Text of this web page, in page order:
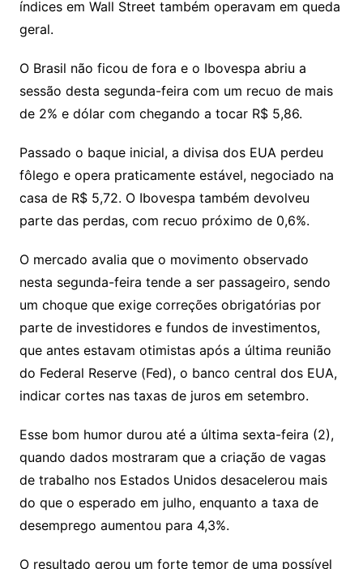
índices em Wall Street também operavam em queda
geral.
O Brasil não ficou de fora e o Ibovespa abriu a
sessão desta segunda-feira com um recuo de mais
de 2% e dólar com chegando a tocar R$ 5,86.
Passado o baque inicial, a divisa dos EUA perdeu
fôlego e opera praticamente estável, negociado na
casa de R$ 5,72. O Ibovespa também devolveu
parte das perdas, com recuo próximo de 0,6%.
O mercado avalia que o movimento observado
nesta segunda-feira tende a ser passageiro, sendo
um choque que exige correções obrigatórias por
parte de investidores e fundos de investimentos,
que antes estavam otimistas após a última reunião
do Federal Reserve (Fed), o banco central dos EUA,
indicar cortes nas taxas de juros em setembro.
Esse bom humor durou até a última sexta-feira (2),
quando dados mostraram que a criação de vagas
de trabalho nos Estados Unidos desacelerou mais
do que o esperado em julho, enquanto a taxa de
desemprego aumentou para 4,3%.
O resultado gerou um forte temor de uma possível